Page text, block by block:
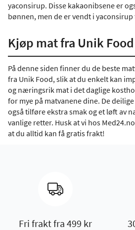
yaconsirup. Disse kakaonibsene er
bønnen, men de er vendt i
Kjøp mat fra Unik
På denne siden finner du de beste
fra Unik Food, slik at du enkelt kan
og næringsrik mat i det daglige
for mye på matvanene dine. De
også tilføre ekstra smak og et løft av
vanlige retter. Husk at vi hos
at du alltid kan få gratis frakt!
Fri frakt fra 499 kr